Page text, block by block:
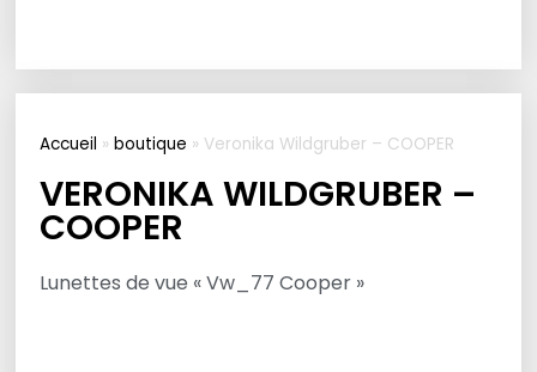
Accueil »boutique » Veronika Wildgruber – COOPER
VERONIKA WILDGRUBER –
COOPER
Lunettes de vue « Vw_77 Cooper »